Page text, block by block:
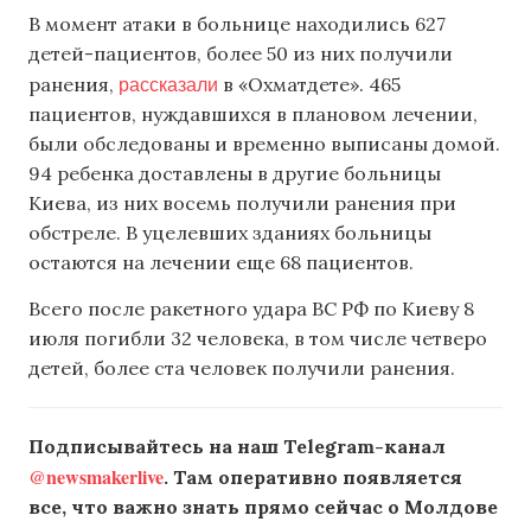
В момент атаки в больнице находились 627
детей-пациентов, более 50 из них получили
ранения, рассказали в «Охматдете». 465
пациентов, нуждавшихся в плановом лечении,
были обследованы и временно выписаны домой.
94 ребенка доставлены в другие больницы
Киева, из них восемь получили ранения при
обстреле. В уцелевших зданиях больницы
остаются на лечении еще 68 пациентов.
Всего после ракетного удара ВС РФ по Киеву 8
июля погибли 32 человека, в том числе четверо
детей, более ста человек получили ранения.
Подписывайтесь на наш Telegram-канал
@newsmakerlive. Там оперативно появляется
все, что важно знать прямо сейчас о Молдове